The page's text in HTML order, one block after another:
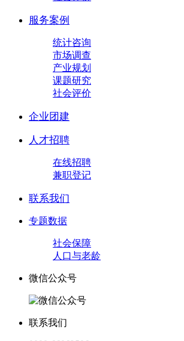
服务案例
统计咨询
市场调查
产业规划
课题研究
社会评价
企业团建
人才招聘
在线招聘
兼职登记
联系我们
专题数据
社会保障
人口与老龄
微信公众号
联系我们